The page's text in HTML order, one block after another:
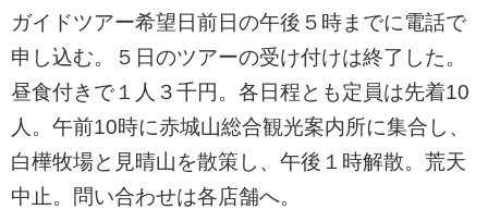
ガイドツアー希望日前日の午後５時までに電話で
申し込む。５日のツアーの受け付けは終了した。
昼食付きで１人３千円。各日程とも定員は先着10
人。午前10時に赤城山総合観光案内所に集合し、
白樺牧場と見晴山を散策し、午後１時解散。荒天
中止。問い合わせは各店舗へ。